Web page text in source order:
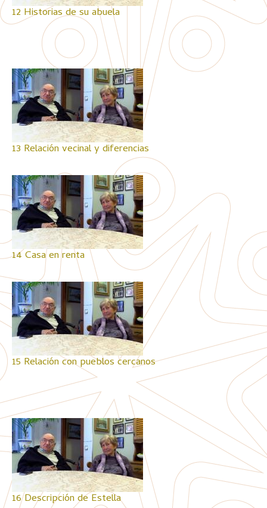
12 Historias de su abuela
13 Relación vecinal y diferencias
14 Casa en renta
15 Relación con pueblos cercanos
16 Descripción de Estella